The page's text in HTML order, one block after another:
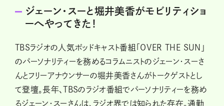
ジェーン・スーと堀井美香がモビリティショ
ーへやってきた！
TBSラジオの人気ポッドキャスト番組「OVER THE SUN」
のパーソナリティーを務めるコラムニストのジェーン・スーさ
んとフリーアナウンサーの堀井美香さんがトークゲストとし
て登壇。長年、TBSのラジオ番組でパーソナリティーを務め
るジェーン・スーさんは、ラジオ界では知られた存在。通勤